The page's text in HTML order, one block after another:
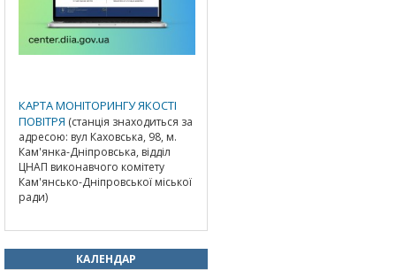
КАРТА МОНІТОРИНГУ ЯКОСТІ
ПОВІТРЯ (станція знаходиться за
адресою: вул Каховська, 98, м.
Кам'янка-Дніпровська, відділ
ЦНАП виконавчого комітету
Кам'янсько-Дніпровської міської
ради)
КАЛЕНДАР